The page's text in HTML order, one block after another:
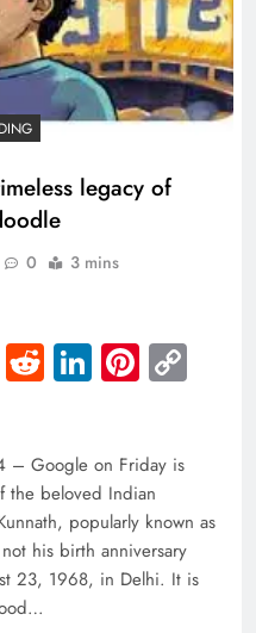
legacy of
0 3 mins
X RedditLinkedIn
– Google on Friday is
the beloved Indian
popularly known as
his birth anniversary
23, 1968, in Delhi. It is